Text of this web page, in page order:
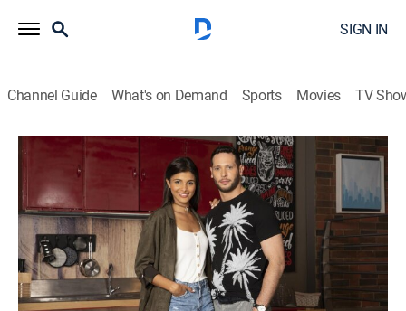
SIGN IN
Channel Guide What's on Demand Sports Movies TV
Tu voz estéreo
Tu voz estéreo
Comedy drama|2026
Un programa en el que convergen desde relatos de
amor y despecho hasta conflictos juveniles y
familiares que impulsa a los oyentes a comunicarse
para desahogarse, denunciar y compartir.